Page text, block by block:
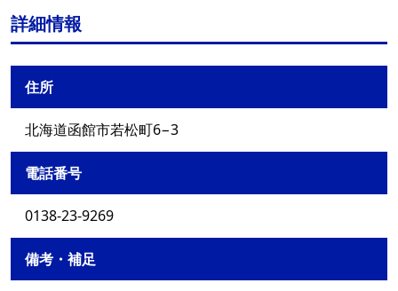
詳細情報
住所
北海道函館市若松町6−3
電話番号
0138-23-9269
備考・補足